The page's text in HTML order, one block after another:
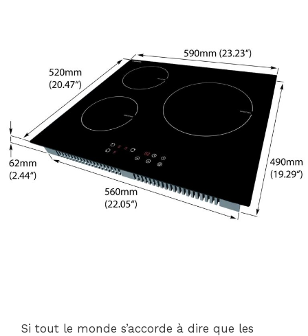
Si tout le monde s’accorde à dire que les